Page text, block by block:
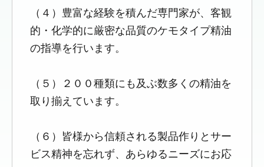
（４）豊富な経験を積んだ専門家が、客観
的・化学的に厳密な品質のケモタイプ精油
の指導を行います。
（５）２００種類にも及ぶ数多くの精油を
取り揃えています。
（６）皆様から信頼される製品作りとサー
ビス精神を忘れず、あらゆるニーズにお応